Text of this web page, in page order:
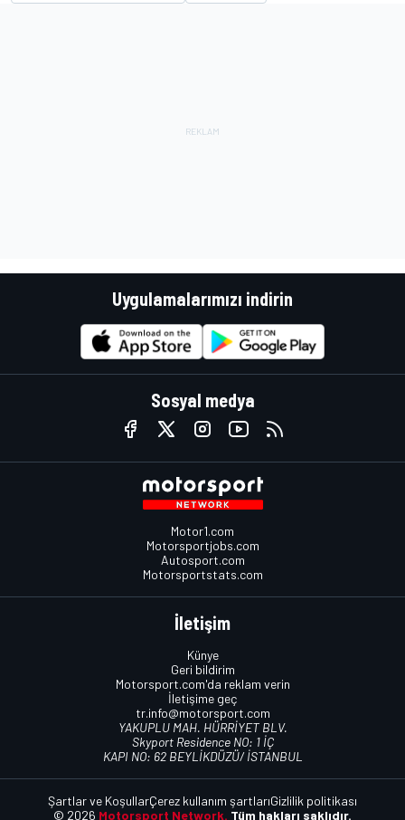
Uygulamalarımızı indirin
Sosyal medya
Motor1.com
Motorsportjobs.com
Autosport.com
Motorsportstats.com
İletişim
Künye
Geri bildirim
Motorsport.com'da reklam verin
İletişime geç
tr.info@motorsport.com
YAKUPLU MAH. HÜRRİYET BLV.
Skyport Residence NO: 1 İÇ
KAPI NO: 62 BEYLİKDÜZÜ/ İSTANBUL
© 2026 Motorsport Network. Tüm hakları saklıdır.
Şartlar ve KoşullarÇerez kullanım şartlarıGizlilik politikası